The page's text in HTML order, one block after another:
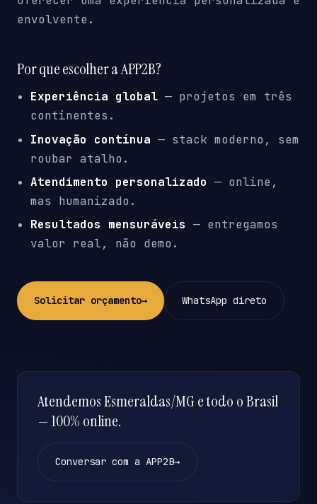
envolvente.
Por que escolher a APP2B?
Experiência global — projetos em três
continentes.
Inovação contínua — stack moderno, sem
roubar atalho.
Atendimento personalizado — online,
mas humanizado.
Resultados mensuráveis — entregamos
valor real, não demo.
Solicitar orçamento→ WhatsApp direto
Atendemos Esmeraldas/MG e todo o Brasil
— 100% online.
Conversar com a APP2B→